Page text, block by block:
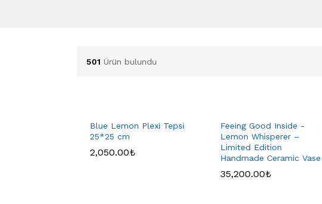
501 Ürün bulundu
Blue Lemon Plexi Tepsi
25*25 cm
2,050.00₺
2,050.00₺
Feeing Good Inside -
Lemon Whisperer –
Limited Edition
Handmade Ceramic Vase
35,200.00₺
35,200.00₺